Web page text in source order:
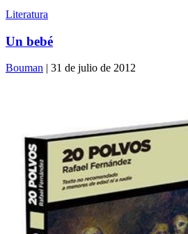
Literatura
Un bebé
Bouman | 31 de julio de 2012